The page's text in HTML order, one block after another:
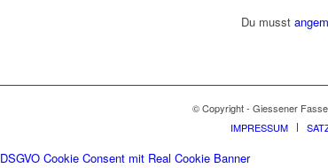
Du musst
© Copyright - Giessener
IMPRESSUM
DSGVO Cookie Consent mit Real Cookie Banner